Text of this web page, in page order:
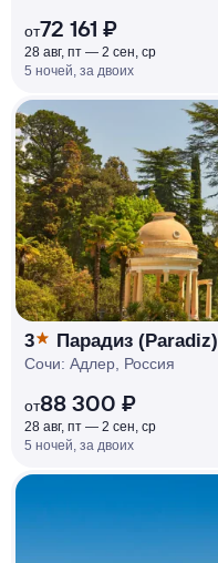
от72 161 ₽
28 авг, пт — 2 сен, ср
5 ночей, за двоих
КЕШБЭК
РУБЛЯ
МИ
Д
О 7
%
3 Парадиз (Paradiz)
Сочи: Адлер, Россия
от88 300 ₽
28 авг, пт — 2 сен, ср
5 ночей, за двоих
РУБЛЯ
МИ
Д
О 7